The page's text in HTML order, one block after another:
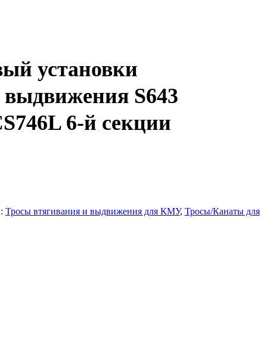
установки
S643
6-й секции
Тросы втягивания и выдвижения для КМУ, Тросы/Канаты для